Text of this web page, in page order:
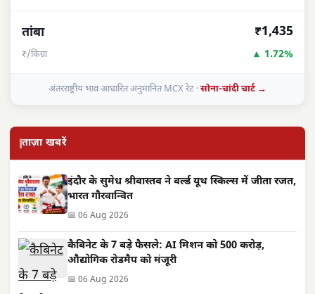
तांबा
₹/किग्रा
₹1,435
▲ 1.72%
अंतरराष्ट्रीय भाव आधारित अनुमानित MCX रेट ·सोना-चांदी चार्ट →
ताज़ा खबरें
इंदौर के सुमेध श्रीवास्तव ने वर्ल्ड यूथ स्किल्स में जीता रजत,
भारत गौरवान्वित
📅 06 Aug 2026
कैबिनेट के 7 बड़े फैसले: AI मिशन को 500 करोड़,
औद्योगिक रोडमैप को मंजूरी
📅 06 Aug 2026